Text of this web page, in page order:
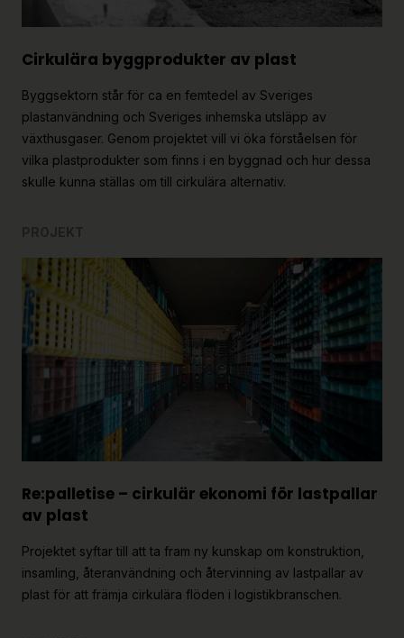
Cirkulära byggprodukter av plast
Byggsektorn står för ca en femtedel av Sveriges
plastanvändning och Sveriges inhemska utsläpp av
växthusgaser. Genom projektet vill vi öka förståelsen för
vilka plastprodukter som finns i en byggnad och hur dessa
skulle kunna ställas om till cirkulära alternativ.
Re:palletise – cirkulär ekonomi för lastpallar
av plast
Projektet syftar till att ta fram ny kunskap om konstruktion,
insamling, återanvändning och återvinning av lastpallar av
plast för att främja cirkulära flöden i logistikbranschen.